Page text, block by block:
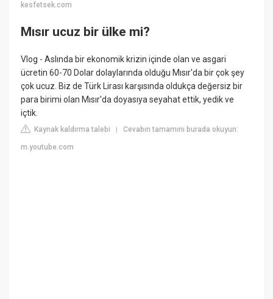
kesfetsek.com
Mısır ucuz bir ülke mi?
Vlog - Aslında bir ekonomik krizin içinde olan ve asgari
ücretin 60-70 Dolar dolaylarında olduğu Mısır'da bir çok şey
çok ucuz. Biz de Türk Lirası karşısında oldukça değersiz bir
para birimi olan Mısır'da doyasıya seyahat ettik, yedik ve
içtik.
Kaynak kaldırma talebi |Cevabın tamamını burada okuyun:
m.youtube.com